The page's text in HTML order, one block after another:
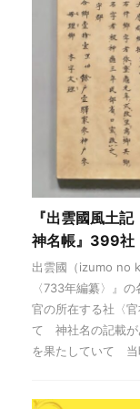
『出雲國風土
神名帳』399社
出雲國（izumo no
〈733年編纂〉』
官の所在する社〈
て 神社名の記載
を果たしていて 当